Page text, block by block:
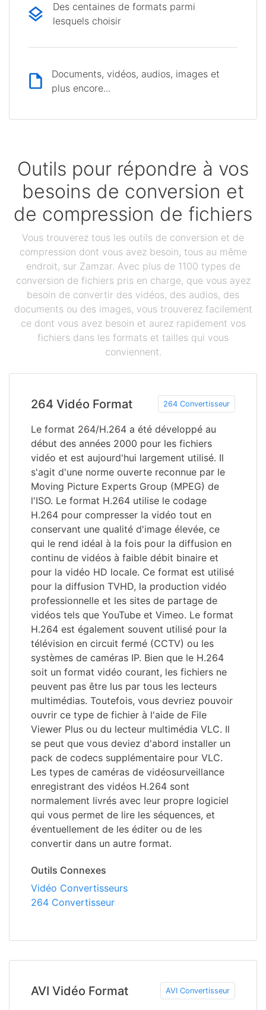
Des centaines de formats parmi
lesquels choisir
Documents, vidéos, audios, images et
plus encore...
Outils pour répondre à vos
besoins de conversion et
de compression de fichiers
Vous trouverez tous les outils de conversion et de
compression dont vous avez besoin, tous au même
endroit, sur Zamzar. Avec plus de 1100 types de
conversion de fichiers pris en charge, que vous ayez
besoin de convertir des vidéos, des audios, des
documents ou des images, vous trouverez facilement
ce dont vous avez besoin et aurez rapidement vos
fichiers dans les formats et tailles qui vous
conviennent.
264 Vidéo Format 264 Convertisseur
Le format 264/H.264 a été développé au
début des années 2000 pour les fichiers
vidéo et est aujourd'hui largement utilisé. Il
s'agit d'une norme ouverte reconnue par le
Moving Picture Experts Group (MPEG) de
l'ISO. Le format H.264 utilise le codage
H.264 pour compresser la vidéo tout en
conservant une qualité d'image élevée, ce
qui le rend idéal à la fois pour la diffusion en
continu de vidéos à faible débit binaire et
pour la vidéo HD locale. Ce format est utilisé
pour la diffusion TVHD, la production vidéo
professionnelle et les sites de partage de
vidéos tels que YouTube et Vimeo. Le format
H.264 est également souvent utilisé pour la
télévision en circuit fermé (CCTV) ou les
systèmes de caméras IP. Bien que le H.264
soit un format vidéo courant, les fichiers ne
peuvent pas être lus par tous les lecteurs
multimédias. Toutefois, vous devriez pouvoir
ouvrir ce type de fichier à l'aide de File
Viewer Plus ou du lecteur multimédia VLC. Il
se peut que vous deviez d'abord installer un
pack de codecs supplémentaire pour VLC.
Les types de caméras de vidéosurveillance
enregistrant des vidéos H.264 sont
normalement livrés avec leur propre logiciel
qui vous permet de lire les séquences, et
éventuellement de les éditer ou de les
convertir dans un autre format.
Outils Connexes
Vidéo Convertisseurs
264 Convertisseur
AVI Vidéo Format AVI Convertisseur